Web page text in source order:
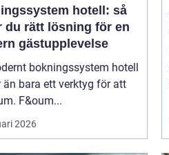
hotell: så
du rätt lösning för en
gästupplevelse
bokningssystem hotell
än bara ett verktyg för att
F&oum...
2026